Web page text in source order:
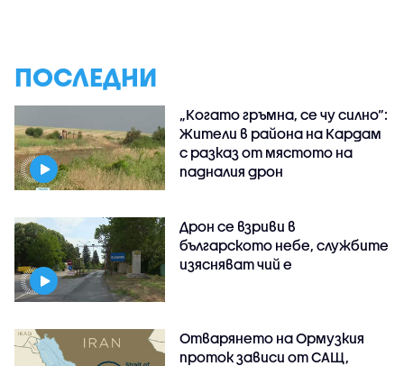
ПОСЛЕДНИ
„Когато гръмна, се чу силно“:
Жители в района на Кардам
с разказ от мястото на
падналия дрон
Дрон се взриви в
българското небе, службите
изясняват чий е
Отварянето на Ормузкия
проток зависи от САЩ,